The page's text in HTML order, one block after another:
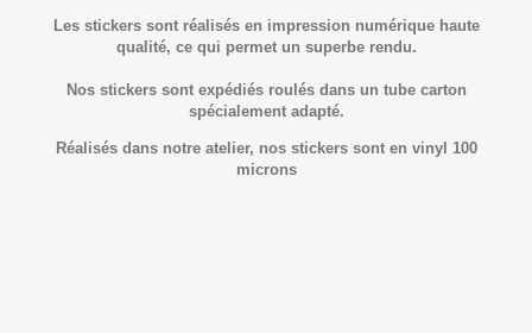
Les stickers sont réalisés en impression numérique haute
qualité, ce qui permet un superbe rendu.
Nos stickers sont expédiés roulés dans un tube carton
spécialement adapté.
Réalisés dans notre atelier, nos stickers sont en vinyl 100
microns